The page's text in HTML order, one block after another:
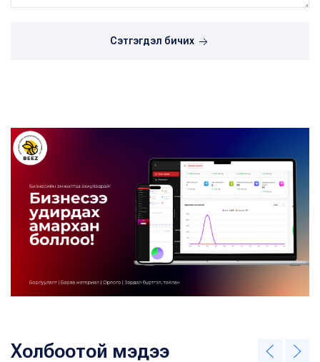
Сэтгэгдэл бичих
Холбоотой мэдээ